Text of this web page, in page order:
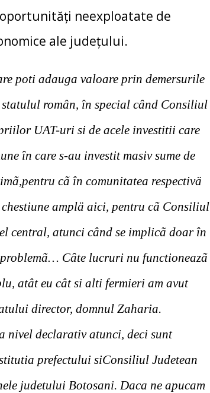
neexploatate de
ale județului.
poti adauga valoare prin demersurile
român, în special când Consiliul
UAT-uri si de acele investitii care
în care s-au investit masiv sume de
cã în comunitatea respectivä
amplä aici, pentru cã Consiliul
central, atunci când se implicã doar în
Câte lucruri nu functioneazã
atât eu cât si alti fermieri am avut
director, domnul Zaharia.
nivel declarativ atunci, deci sunt
prefectului siConsiliul Judetean
judetului Botosani. Daca ne apucam